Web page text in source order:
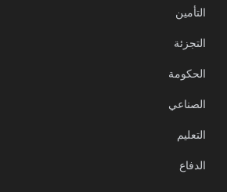
التأمين
التجزئة
الحكومة
الصناعي
التعليم
الدفاع